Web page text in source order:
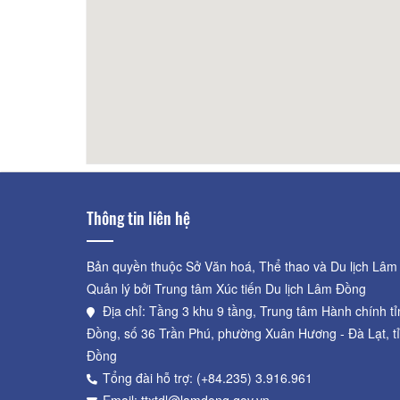
Thông tin liên hệ
Bản quyền thuộc Sở Văn hoá, Thể thao và Du lịch
Quản lý bởi Trung tâm Xúc tiến Du lịch Lâm Đồng
Địa chỉ: Tầng 3 khu 9 tầng, Trung tâm Hành chính
Đồng, số 36 Trần Phú, phường Xuân Hương - Đà Lạt,
Đồng
Tổng đài hỗ trợ: (+84.235) 3.916.961